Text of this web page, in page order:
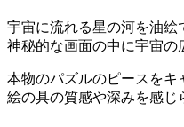
宇宙に流れる星の河を油絵
神秘的な画面の中に宇宙の
本物のパズルのピースをキ
絵の具の質感や深みを感じ